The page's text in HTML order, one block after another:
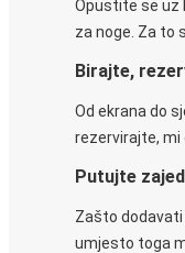
Opustite se uz
za noge. Za to
Birajte,
Od ekrana do
rezervirajte, mi
Putujte
Zašto
umjesto toga